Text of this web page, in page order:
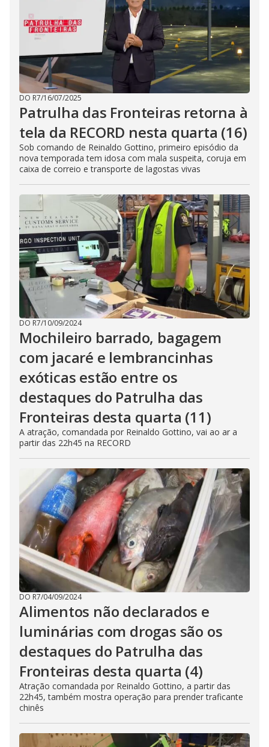
DO R7/16/07/2025
Patrulha das Fronteiras retorna à
tela da RECORD nesta quarta (16)
Sob comando de Reinaldo Gottino, primeiro episódio da
nova temporada tem idosa com mala suspeita, coruja em
caixa de correio e transporte de lagostas vivas
DO R7/10/09/2024
Mochileiro barrado, bagagem
com jacaré e lembrancinhas
exóticas estão entre os
destaques do Patrulha das
Fronteiras desta quarta (11)
A atração, comandada por Reinaldo Gottino, vai ao ar a
partir das 22h45 na RECORD
DO R7/04/09/2024
Alimentos não declarados e
luminárias com drogas são os
destaques do Patrulha das
Fronteiras desta quarta (4)
Atração comandada por Reinaldo Gottino, a partir das
22h45, também mostra operação para prender traficante
chinês